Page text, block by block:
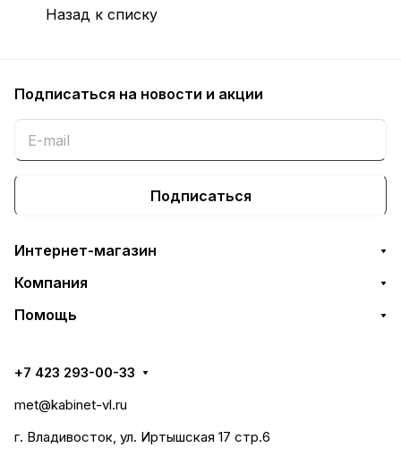
Назад к списку
Подписаться на новости и акции
Подписаться
Интернет-магазин
Компания
Помощь
+7 423 293-00-33
met@kabinet-vl.ru
г. Владивосток, ул. Иртышская 17 стр.6